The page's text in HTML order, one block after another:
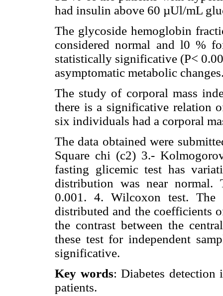
had insulin above 60 µUl/mL
The glycoside hemoglobin
considered normal and l0 %
statistically significative (P<
asymptomatic metabolic
The study of corporal mass
there is a significative relation
six individuals had a corporal
The data obtained were
Square chi (c2) 3.-
fasting glicemic test has
distribution was near normal.
0.001. 4. Wilcoxon test.
distributed and the coefficients
the contrast between the
these test for independent
significative.
Key words: Diabetes
patients.